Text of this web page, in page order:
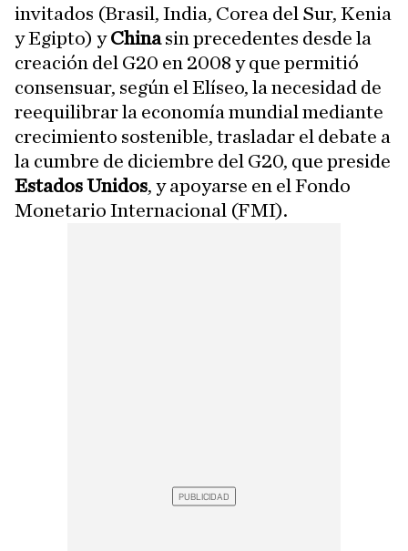
invitados (Brasil, India, Corea del Sur, Kenia
y Egipto) yChinasin precedentes desde la
creación del G20 en 2008 y que permitió
consensuar, según el Elíseo, la necesidad de
reequilibrar la economía mundial mediante
crecimiento sostenible, trasladar el debate a
la cumbre de diciembre del G20, que preside
Estados Unidos, y apoyarse en el Fondo
Monetario Internacional (FMI).